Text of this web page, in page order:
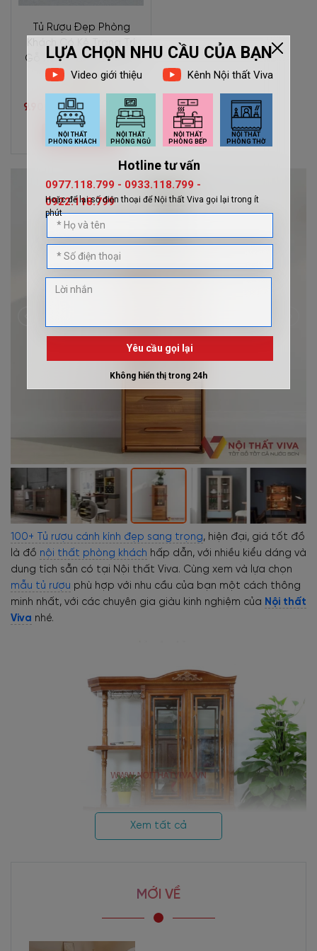
Tủ Rượu Đẹp Phòng
Khách Có Kệ Trang Trí
Gỗ Xoan Đào Tự Nhiên
Giá Rẻ
9.900.000đ 10.450.000đ
Mua ngay
100+ Tủ rượu cánh kính đẹp sang trọng, hiện đại, giá tốt đồ
là đồ nội thất phòng khách hấp dẫn, với nhiều kiểu dáng và
dung tích sẵn có tại Nội thất Viva. Cùng xem và lựa chọn
mẫu tủ rượu phù hợp với nhu cầu của bạn một cách thông
minh nhất, với các chuyên gia giàu kinh nghiệm của Nội thất
Viva nhé.
Xem tất cả
MỚI VỀ